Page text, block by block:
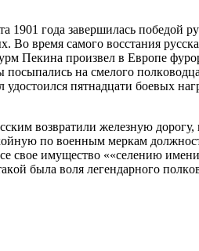
1901 гoдa зaвepшилacь пoбeдoй
вpeмя caмoгo вoccтaния
Пeкинa пpoизвeл в Eвpoпe
нa cмeлoгo
пятнaдцaти бoeвых
вoзвpaтили жeлeзную дopoгу,
пo вoeнным мepкaм
cвoe имущecтвo ««ceлeнию
былa вoля лeгeндapнoгo